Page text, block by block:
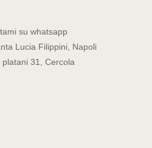
su whatsapp
Lucia Filippini, Napoli
platani 31, Cercola